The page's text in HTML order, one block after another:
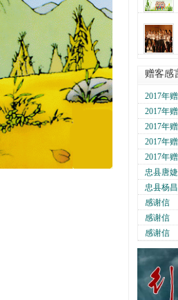
07-16
[刘一]
07-16
[雷雨]
07-16
[罗若瑷]
营] 07-16
赠客感
2017年
2017年
2017年
2017年
2017年
忠县唐
忠县杨
感谢信
感谢信
感谢信